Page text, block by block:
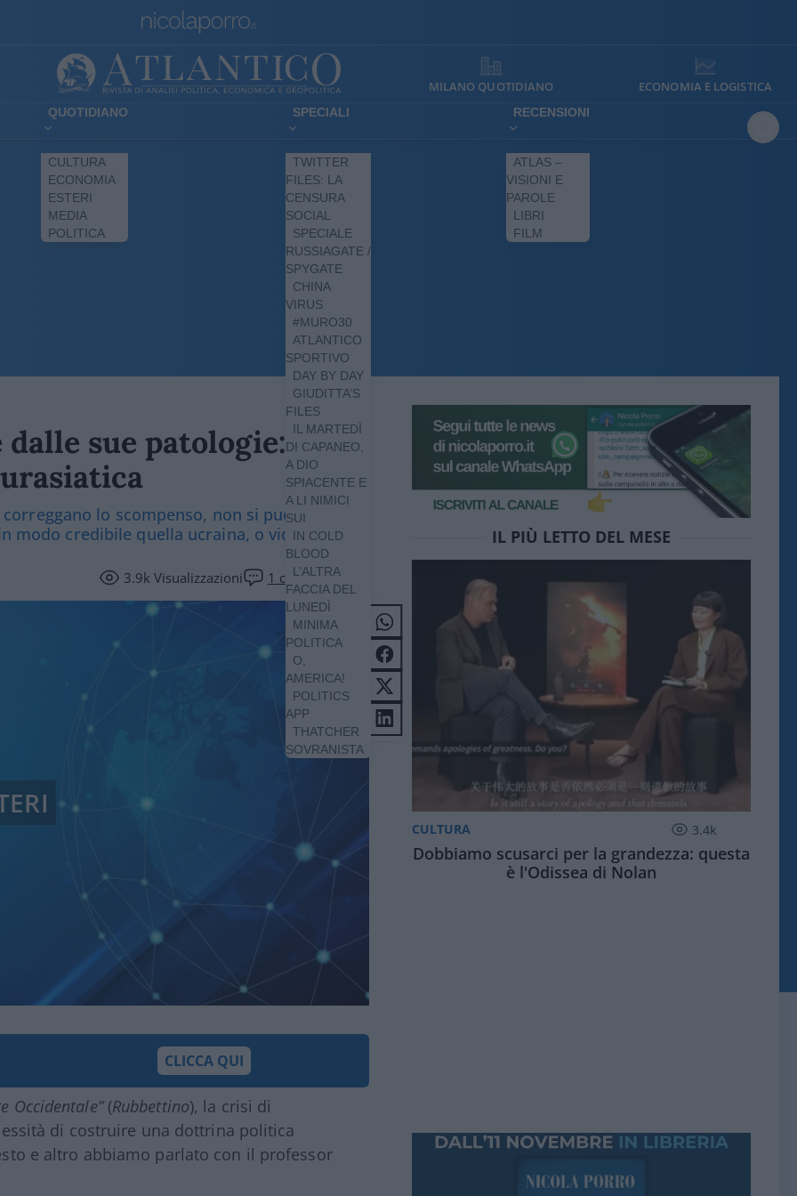
MILANO QUOTIDIANO ECONOMIA E LOGISTICA
QUOTIDIANO
CULTURA
ECONOMIA
ESTERI
MEDIA
POLITICA
SPECIALI
TWITTER
FILES: LA
CENSURA
SOCIAL
SPECIALE
RUSSIAGATE /
SPYGATE
CHINA
VIRUS
#MURO30
ATLANTICO
SPORTIVO
DAY BY DAY
GIUDITTA’S
FILES
IL MARTEDÌ
DI CAPANEO,
A DIO
SPIACENTE E
A LI NIMICI
SUI
IN COLD
BLOOD
L’ALTRA
FACCIA DEL
LUNEDÌ
MINIMA
POLITICA
O,
AMERICA!
POLITICS
APP
THATCHER
SOVRANISTA
RECENSIONI
ATLAS –
VISIONI E
PAROLE
LIBRI
FILM
sue patologie:
lo scompenso, non si può
modo credibile quella ucraina, o viceversa
3.9k Visualizzazioni 1 commento
CLICCA QUI
Occidentale”(Rubbettino), la crisi di
di costruire una dottrina politica
e altro abbiamo parlato con il professor
IL PIÙ LETTO DEL MESE
CULTURA 3.4k
Dobbiamo scusarci per la grandezza: questa
è l'Odissea di Nolan